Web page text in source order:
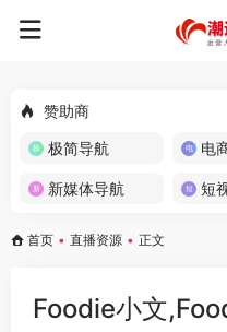
赞助商
极简导航
电
新媒体导航 短
首页 • 直播资源 • 正文
Foodie小文